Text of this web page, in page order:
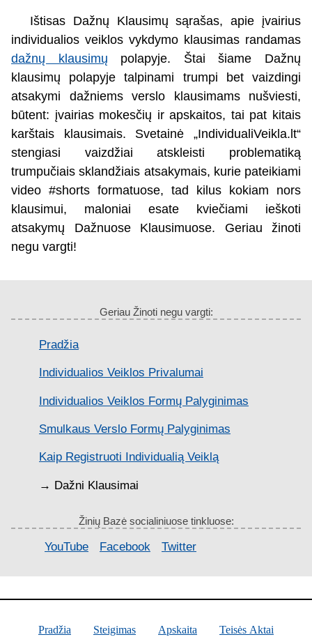
Ištisas Dažnų Klausimų sąrašas, apie įvairius
individualios veiklos vykdymo klausimas randamas
dažnų klausimų polapyje. Štai šiame Dažnų
klausimų polapyje talpinami trumpi bet vaizdingi
atsakymi dažniems verslo klausimams nušviesti,
būtent: įvairias mokesčių ir apskaitos, tai pat kitais
karštais klausimais. Svetainė „IndividualiVeikla.lt“
stengiasi vaizdžiai atskleisti problematiką
trumpučiais sklandžiais atsakymais, kurie pateikiami
video #shorts formatuose, tad kilus kokiam nors
klausimui, maloniai esate kviečiami ieškoti
atsakymų Dažnuose Klausimuose. Geriau žinoti
negu vargti!
Geriau Žinoti negu vargti:
Pradžia
Individualios Veiklos Privalumai
Individualios Veiklos Formų Palyginimas
Smulkaus Verslo Formų Palyginimas
Kaip Registruoti Individualią Veiklą
→ Dažni Klausimai
Žinių Bazė socialiniuose tinkluose:
YouTube Facebook Twitter
Pradžia Steigimas Apskaita Teisės Aktai